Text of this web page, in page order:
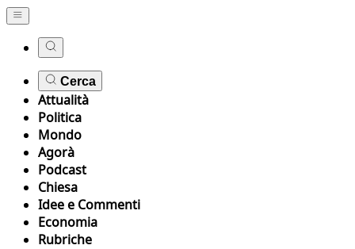
Cerca
Attualità
Politica
Mondo
Agorà
Podcast
Chiesa
Idee e Commenti
Economia
Rubriche